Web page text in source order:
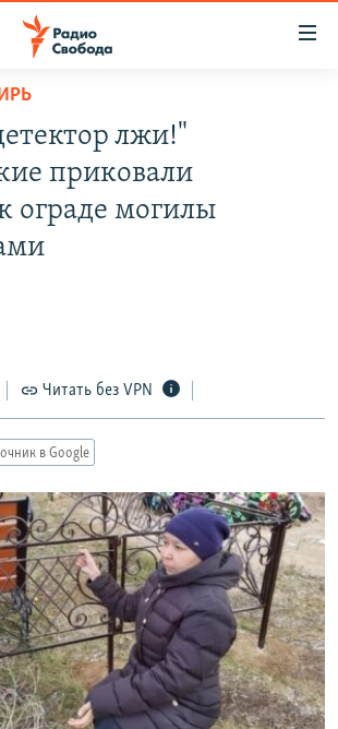
РАССЫЛКУ
лжи!"
приковали
ограде могилы
Читать без VPN
в Google